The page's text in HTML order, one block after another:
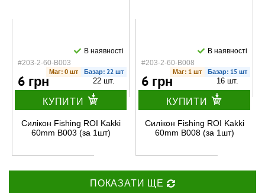
#203-2-60-B003
В наявності
Маг: 0 шт Базар: 22 шт
6 грн 22 шт.
КУПИТИ
Силікон Fishing ROI Kakki
60mm B003 (за 1шт)
#203-2-60-B008
В наявності
Маг: 1 шт Базар: 15 шт
6 грн 16 шт.
КУПИТИ
Силікон Fishing ROI Kakki
60mm B008 (за 1шт)
ПОКАЗАТИ ЩЕ